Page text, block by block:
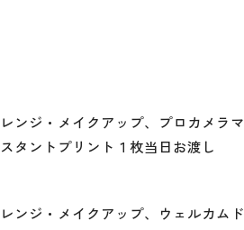
ンジ・メイクアップ、プロカメラマ
タントプリント１枚当日お渡し
ンジ・メイクアップ、ウェルカムド